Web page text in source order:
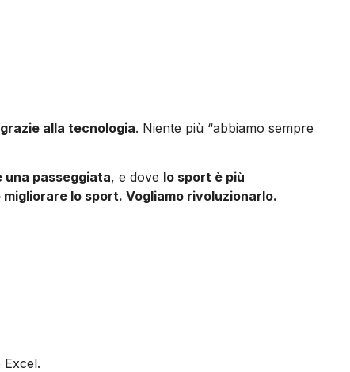
alla tecnologia. Niente più “abbiamo sempre
passeggiata, e dove lo sport è più
migliorare lo sport. Vogliamo rivoluzionarlo.